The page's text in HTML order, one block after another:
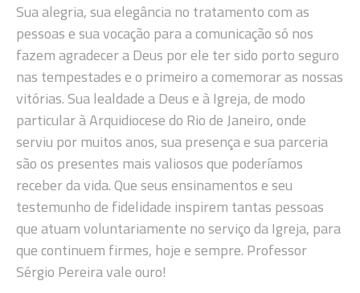
Sua alegria, sua elegância no tratamento com as
pessoas e sua vocação para a comunicação só nos
fazem agradecer a Deus por ele ter sido porto seguro
nas tempestades e o primeiro a comemorar as nossas
vitórias. Sua lealdade a Deus e à Igreja, de modo
particular à Arquidiocese do Rio de Janeiro, onde
serviu por muitos anos, sua presença e sua parceria
são os presentes mais valiosos que poderíamos
receber da vida. Que seus ensinamentos e seu
testemunho de fidelidade inspirem tantas pessoas
que atuam voluntariamente no serviço da Igreja, para
que continuem firmes, hoje e sempre. Professor
Sérgio Pereira vale ouro!